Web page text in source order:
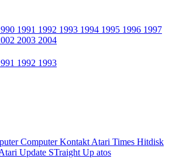
1991 1992 1993 1994 1995 1996 1997
2003 2004
1992 1993
Computer Kontakt Atari Times Hitdisk
Update STraight Up atos